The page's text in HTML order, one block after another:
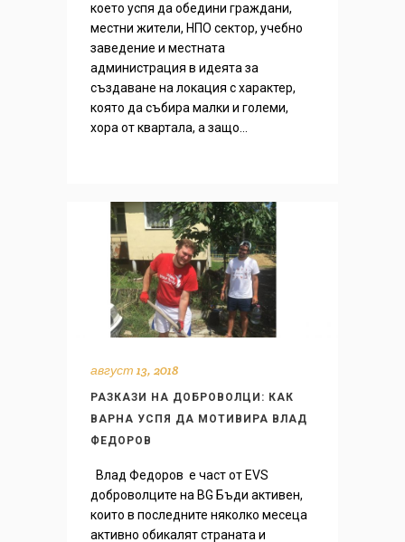
което успя да обедини граждани,
местни жители, НПО сектор, учебно
заведение и местната
администрация в идеята за
създаване на локация с характер,
която да събира малки и големи,
хора от квартала, а защо...
август 13, 2018
РАЗКАЗИ НА ДОБРОВОЛЦИ: КАК
ВАРНА УСПЯ ДА МОТИВИРА ВЛАД
ФЕДOРОВ
Влад Федoров е част от EVS
доброволците на BG Бъди активен,
които в последните няколко месеца
активно обикалят страната и